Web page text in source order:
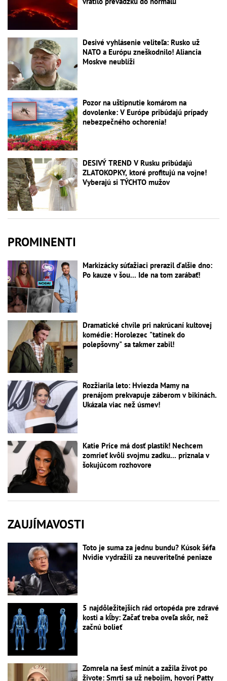
Desivé vyhlásenie veliteľa: Rusko už
NATO a Európu zneškodnilo! Aliancia
Moskve neublíži
Pozor na uštipnutie komárom na
dovolenke: V Európe pribúdajú prípady
nebezpečného ochorenia!
DESIVÝ TREND V Rusku pribúdajú
ZLATOKOPKY, ktoré profitujú na vojne!
Vyberajú si TÝCHTO mužov
PROMINENTI
Markizácky súťažiaci prerazil ďalšie dno:
Po kauze v šou... Ide na tom zarábať!
Dramatické chvíle pri nakrúcaní kultovej
komédie: Horolezec "tatínek do
polepšovny" sa takmer zabil!
Rozžiarila leto: Hviezda Mamy na
prenájom prekvapuje záberom v bikinách.
Ukázala viac než úsmev!
Katie Price má dosť plastík! Nechcem
zomrieť kvôli svojmu zadku... priznala v
šokujúcom rozhovore
ZAUJÍMAVOSTI
Toto je suma za jednu bundu? Kúsok šéfa
Nvidie vydražili za neuveriteľné peniaze
5 najdôležitejších rád ortopéda pre zdravé
kosti a kĺby: Začať treba oveľa skôr, než
začnú bolieť
Zomrela na šesť minút a zažila život po
živote: Smrti sa už nebojím, hovorí Patty